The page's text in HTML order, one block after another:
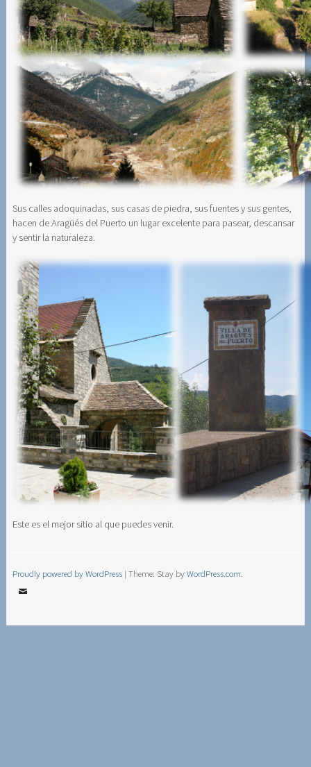
Sus calles adoquinadas, sus casas de piedra, sus fuentes y sus gentes,
hacen de Aragüés del Puerto un lugar excelente para pasear, descansar
y sentir la naturaleza.
Este es el mejor sitio al que puedes venir.
Proudly powered by WordPress | Theme: Stay byWordPress.com